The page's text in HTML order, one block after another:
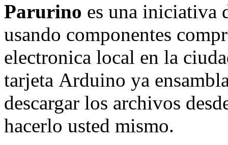
Parurino es una iniciativa
usando componentes
electronica local en la
tarjeta Arduino ya
descargar los archivos
hacerlo usted mismo.